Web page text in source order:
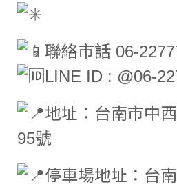
聯絡市話 06-
LINE ID : @06-
地址：台南市中
95號
停車場地址：台